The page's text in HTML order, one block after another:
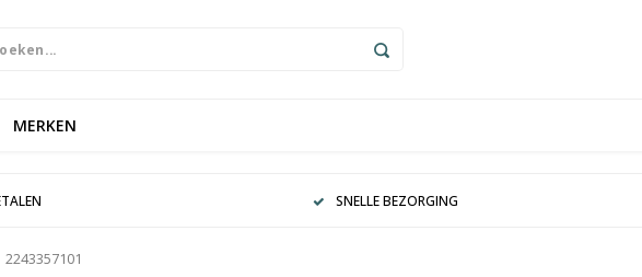
MERKEN
SNELLE BEZORGING
2243357101